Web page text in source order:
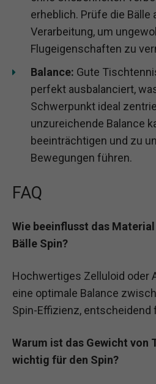
erheblich. Prüfe die Bälle
Verarbeitung, um
Flugeigenschaften zu
Balance: Gute
perfekt ausbalanciert,
Schwerpunkt ideal
unzureichende Balance
beeinträchtigen und zu
Bewegungen führen.
FAQ
Wie beeinflusst das
Bälle Spin?
Hochwertiges Zelluloid oder
eine optimale Balance
Spin-Effizienz, entscheidend
Warum ist das Gewicht von
wichtig für den Spin?